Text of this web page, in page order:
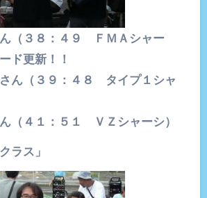
（３８：４９ ＦＭＡシャー
ド更新！！
ん（３９：４８ タイプ１シャ
（４１：５１ ＶＺシャーシ）
ラス」